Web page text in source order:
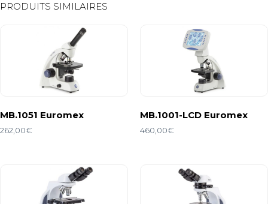
PRODUITS SIMILAIRES
MB.1051 Euromex
262,00€
MB.1001-LCD Euromex
460,00€